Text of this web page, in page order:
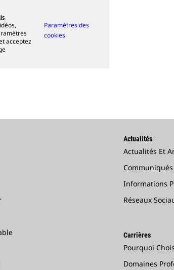
acceptez
Paramètres des
cookies
Actualités
Actualités Et
Informations
Réseaux
Carrières
Pourquoi
Domaines